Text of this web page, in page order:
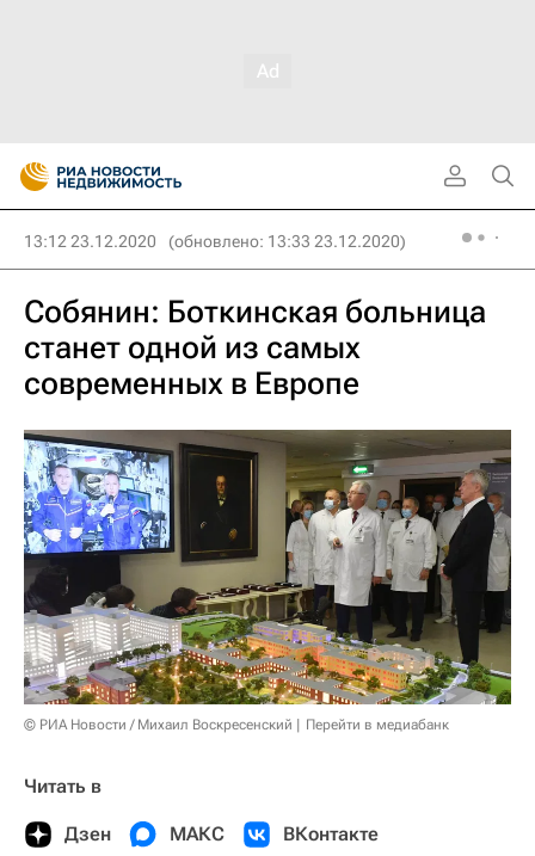
13:12 23.12.2020 (обновлено: 13:33 23.12.2020)
Собянин: Боткинская больница
станет одной из самых
современных в Европе
© РИА Новости / Михаил Воскресенский Перейти в медиабанк
Читать в
Дзен МАКС ВКонтакте